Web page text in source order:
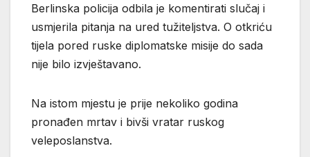
Berlinska policija odbila je komentirati slučaj i
usmjerila pitanja na ured tužiteljstva. O otkriću
tijela pored ruske diplomatske misije do sada
nije bilo izvještavano.
Na istom mjestu je prije nekoliko godina
pronađen mrtav i bivši vratar ruskog
veleposlanstva.